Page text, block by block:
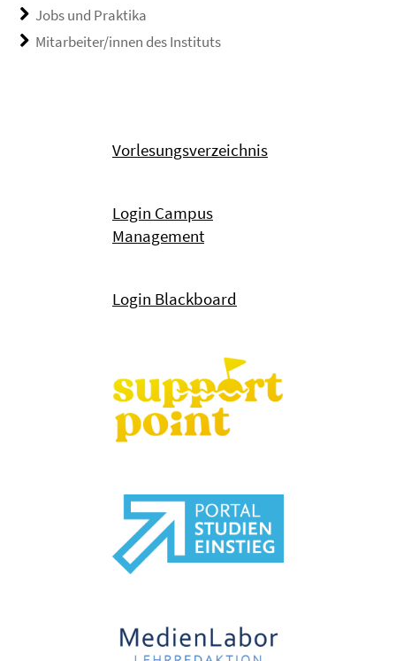
Jobs und Praktika
Mitarbeiter/innen des Instituts
Vorlesungsverzeichnis
Login Campus
Management
Login Blackboard